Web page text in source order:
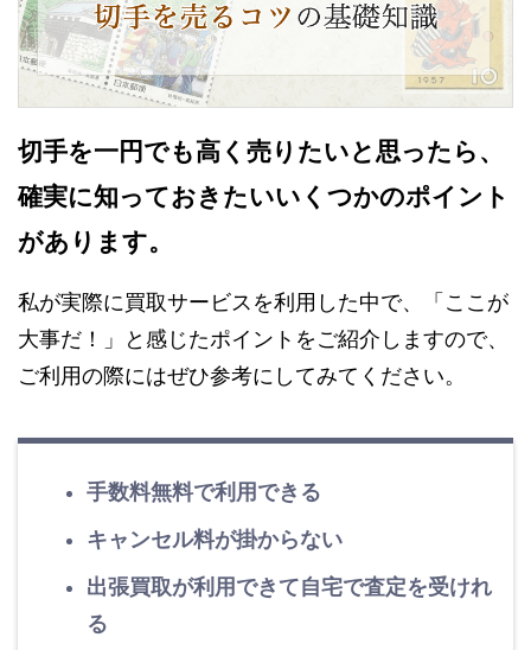
切手を一円でも高く売りたいと思ったら、
確実に知っておきたいいくつかのポイント
があります。
私が実際に買取サービスを利用した中で、「ここが
大事だ！」と感じたポイントをご紹介しますので、
ご利用の際にはぜひ参考にしてみてください。
手数料無料で利用できる
キャンセル料が掛からない
出張買取が利用できて自宅で査定を受けれ
る